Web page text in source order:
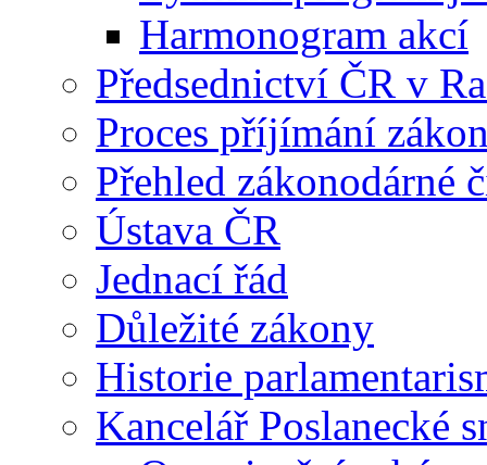
Harmonogram akcí
Předsednictví ČR v
Proces příjímání
Přehled zákonodárné
Ústava ČR
Jednací řád
Důležité zákony
Historie
Kancelář Poslanecké